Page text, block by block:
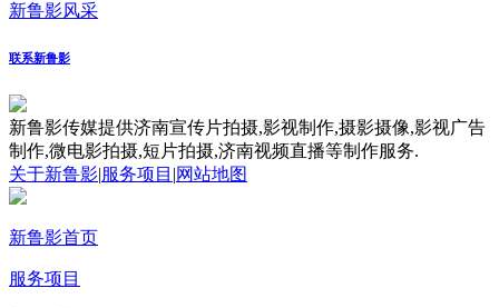
新鲁影风采
联系新鲁影
新鲁影传媒提供济南宣传片拍摄,影视制作,摄影摄像,影视广告
制作,微电影拍摄,短片拍摄,济南视频直播等制作服务.
关于新鲁影|服务项目 |网站地图
新鲁影首页
服务项目